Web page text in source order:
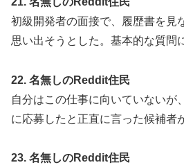
初級開発者の面接で、履歴書を見
思い出そうとした。基本的な質問
22. 名無しのReddit住民
自分はこの仕事に向いていないが
に応募したと正直に言った候補者
23. 名無しのReddit住民